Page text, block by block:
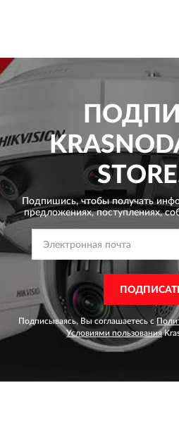
Подпишись, чтобы получать
предложениях,поступлениях,
Подписываясь, Вы соглашаетесь с
Условиями пользования